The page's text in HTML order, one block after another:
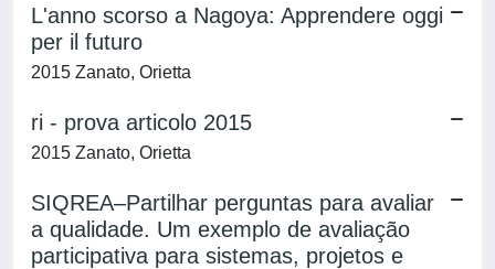
L'anno scorso a Nagoya: Apprendere oggi
per il futuro
2015 Zanato, Orietta
ri - prova articolo 2015
2015 Zanato, Orietta
SIQREA–Partilhar perguntas para avaliar
a qualidade. Um exemplo de avaliação
participativa para sistemas, projetos e